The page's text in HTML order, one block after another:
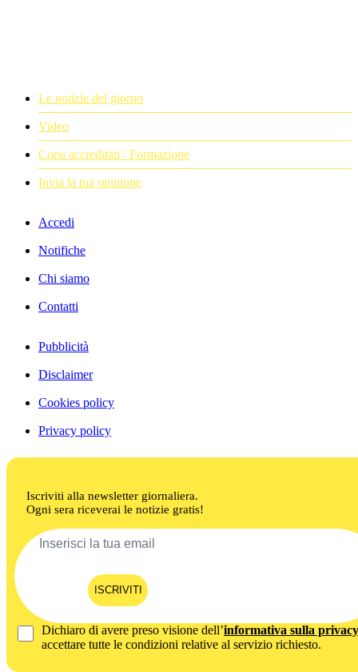
Le notizie del giorno
Video
Corsi accreditati / Formazione
Invia la tua opinione
Accedi
Notifiche
Chi siamo
Contatti
Pubblicità
Disclaimer
Cookies policy
Privacy policy
Iscriviti alla newsletter giornaliera.
Ogni sera riceverai le notizie gratis!
ISCRIVITI
Dichiaro di avere preso visione dell’informativa sulla privacy
accettare tutte le condizioni relative al servizio richiesto.